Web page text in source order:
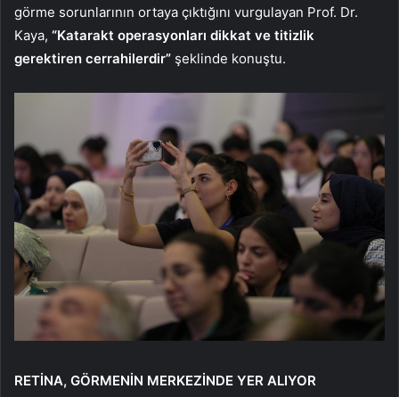
görme sorunlarının ortaya çıktığını vurgulayan Prof. Dr.
Kaya, “Katarakt operasyonları dikkat ve titizlik
gerektiren cerrahilerdir” şeklinde konuştu.
RETİNA, GÖRMENİN MERKEZİNDE YER ALIYOR